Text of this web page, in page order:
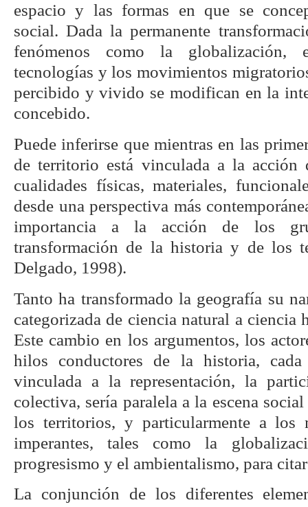
espacio y las formas en que se
social. Dada la permanente
fenómenos como la
tecnologías y los movimientos
percibido y vivido se modifican en la
concebido.
Puede inferirse que mientras en las
de territorio está vinculada a la acción
cualidades físicas, materiales,
desde una perspectiva más
importancia a la acción de los
transformación de la historia y de los
Delgado, 1998).
Tanto ha transformado la geografía su
categorizada de ciencia natural a ciencia
Este cambio en los argumentos, los
hilos conductores de la historia,
vinculada a la representación, la
colectiva, sería paralela a la escena
los territorios, y particularmente a los
imperantes, tales como la
progresismo y el ambientalismo, para
La conjunción de los diferentes